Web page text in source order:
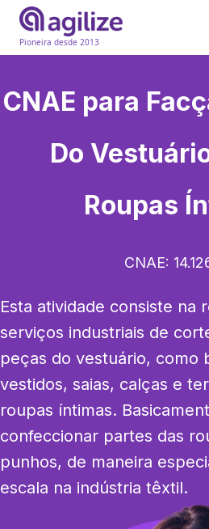
Pioneira desde 2013
CNAE para
Do
Roupas
CNAE:
Esta atividade consiste na
serviços industriais de
peças do vestuário, como
vestidos, saias, calças e
roupas íntimas.
confeccionar partes das
punhos, de maneira
escala na indústria têxtil.